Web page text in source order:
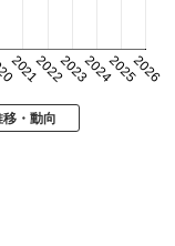
202120222023202420252026
・動向